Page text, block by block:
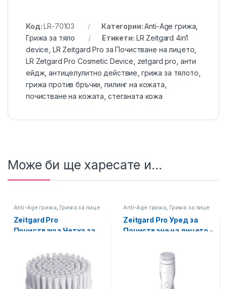
Код:LR-70103 Категории:Anti-Age грижа
Грижа за тяло
Етикети: LR Zeitgard 4in1
device LR Zeitgard Pro за Почистване на лицето
LR Zetgard Pro Cosmetic Device zetgard pro анти
ейдж,антицелулитно действие грижа за тялото
грижа против бръчки ,пилинг на кожата
почистване на кожата стеганата кожа
Може би ще харесате и...
Anti-Age грижа, Грижа за лице
Zeitgard Pro
Почистваща Четка за
Грижа за Красота
Anti-Age грижа, Грижа за лице
Zeitgard Pro Уред за
Почистване на лицето –